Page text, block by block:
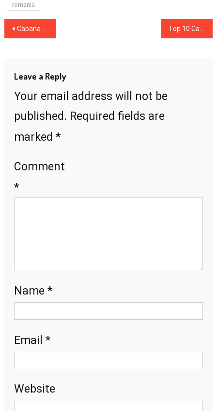
romania
Post
Cabana – Florile Bucegilor, Cazare Perfectă pentru un Weekend în Sinaia
Leave a Reply
Your email address will not be
published. Required fields are
marked *
Comment
*
Name *
Email *
Website